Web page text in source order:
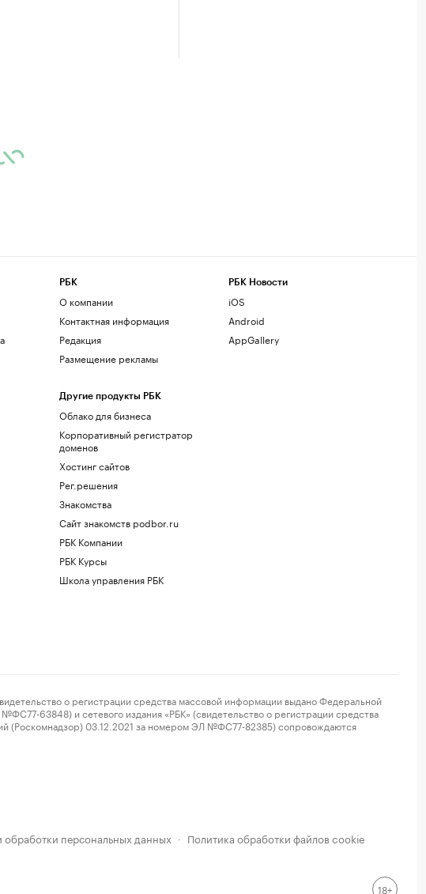
РБК
О компании
Контактная информация
Редакция
Размещение рекламы
Другие продукты РБК
Облако для бизнеса
Корпоративный регистратор
доменов
Хостинг сайтов
Рег.решения
Знакомства
Сайт знакомств podbor.ru
РБК Компании
РБК Курсы
Школа управления РБК
РБК Новости
iOS
Android
AppGallery
о регистрации средства массовой информации выдано Федеральной
63848) и сетевого издания «РБК» (свидетельство о регистрации средства
(Роскомнадзор) 03.12.2021 за номером ЭЛ №ФС77-82385) сопровождаются
персональных данных · Политика обработки файлов cookie
18+